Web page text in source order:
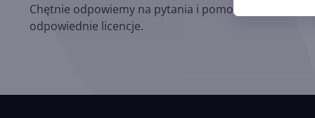
Chętnie odpowiemy na pytania i pomożemy dobrać
odpowiednie licencje.